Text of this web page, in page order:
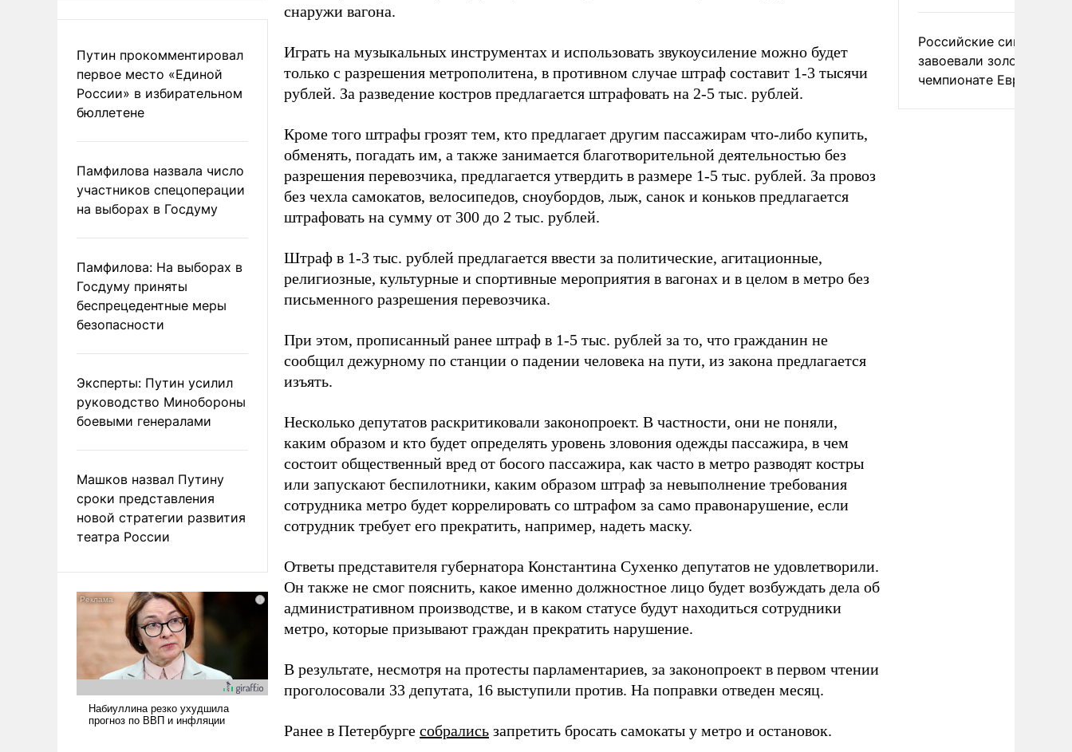
Путин прокомментировал
первое место «Единой
России» в избирательном
бюллетене
Памфилова назвала число
участников спецоперации
на выборах в Госдуму
Памфилова: На выборах в
Госдуму приняты
беспрецедентные меры
безопасности
Эксперты: Путин усилил
руководство Минобороны
боевыми генералами
Машков назвал Путину
сроки представления
новой стратегии развития
театра России
снаружи вагона.
Играть на музыкальных инструментах и использовать звукоусиление можно будет
только с разрешения метрополитена, в противном случае штраф составит 1-3 тысячи
рублей. За разведение костров предлагается штрафовать на 2-5 тыс. рублей.
Кроме того штрафы грозят тем, кто предлагает другим пассажирам что-либо купить,
обменять, погадать им, а также занимается благотворительной деятельностью без
разрешения перевозчика, предлагается утвердить в размере 1-5 тыс. рублей. За провоз
без чехла самокатов, велосипедов, сноубордов, лыж, санок и коньков предлагается
штрафовать на сумму от 300 до 2 тыс. рублей.
Штраф в 1-3 тыс. рублей предлагается ввести за политические, агитационные,
религиозные, культурные и спортивные мероприятия в вагонах и в целом в метро без
письменного разрешения перевозчика.
При этом, прописанный ранее штраф в 1-5 тыс. рублей за то, что гражданин не
сообщил дежурному по станции о падении человека на пути, из закона предлагается
изъять.
Несколько депутатов раскритиковали законопроект. В частности, они не поняли,
каким образом и кто будет определять уровень зловония одежды пассажира, в чем
состоит общественный вред от босого пассажира, как часто в метро разводят костры
или запускают беспилотники, каким образом штраф за невыполнение требования
сотрудника метро будет коррелировать со штрафом за само правонарушение, если
сотрудник требует его прекратить, например, надеть маску.
Ответы представителя губернатора Константина Сухенко депутатов не удовлетворили.
Он также не смог пояснить, какое именно должностное лицо будет возбуждать дела об
административном производстве, и в каком статусе будут находиться сотрудники
метро, которые призывают граждан прекратить нарушение.
В результате, несмотря на протесты парламентариев, за законопроект в первом чтении
проголосовали 33 депутата, 16 выступили против. На поправки отведен месяц.
Ранее в Петербурге собрались запретить бросать самокаты у метро и остановок.
Российские
завоевали золото на
чемпионате Европы